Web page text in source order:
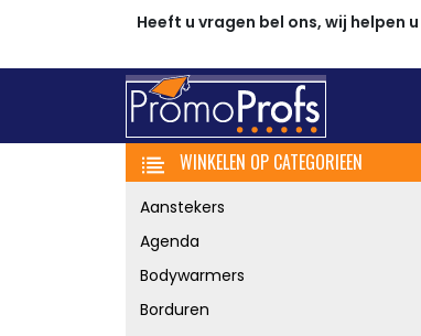
Heeft u vragen bel ons, wij helpen
WINKELEN OP CATEGORIEEN
Aanstekers
Agenda
Bodywarmers
Borduren